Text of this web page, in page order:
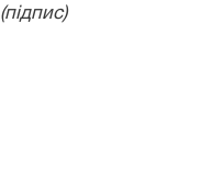
(підпис)